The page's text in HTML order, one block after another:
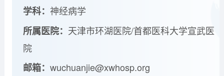
学科： 神经病学
所属医院： 天津市环湖医院/首都医科大学宣武医
院
邮箱：wuchuanjie@xwhosp.org